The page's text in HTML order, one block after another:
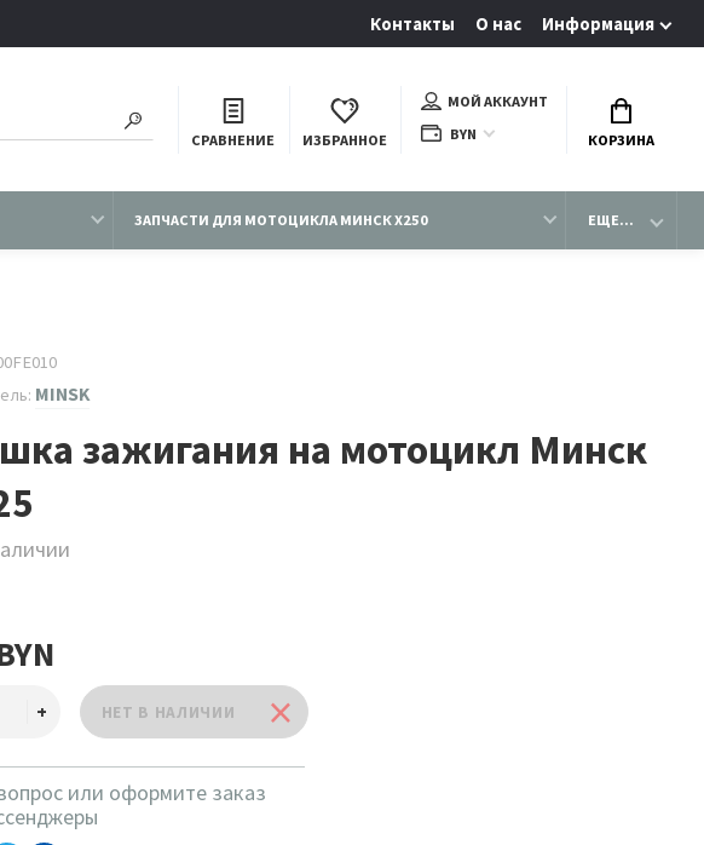
Контакты О нас Информация
СРАВНЕНИЕ ИЗБРАННОЕ
МОЙ АККАУНТ
BYN
КОРЗИНА
ЗАПЧАСТИ ДЛЯ МОТОЦИКЛА МИНСК X250 ЕЩЕ...
MINSK
зажигания на мотоцикл Минск
или оформите заказ